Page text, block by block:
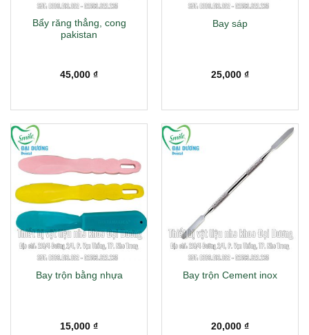
Bẩy răng thẳng, cong
pakistan
45,000 ₫
Bay sáp
25,000 ₫
Bay trộn bằng nhựa
15,000 ₫
Bay trộn Cement inox
20,000 ₫